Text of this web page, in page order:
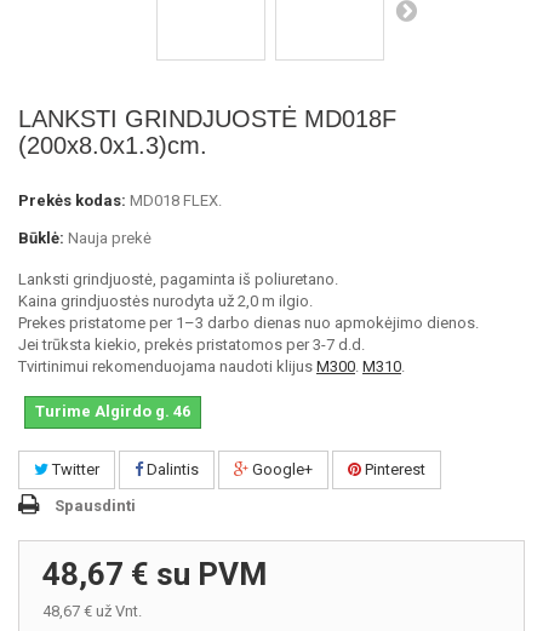
LANKSTI GRINDJUOSTĖ MD018F
(200x8.0x1.3)cm.
Prekės kodas: MD018 FLEX.
Būklė: Nauja prekė
Lanksti grindjuostė, pagaminta iš poliuretano.
Kaina grindjuostės nurodyta už 2,0 m ilgio.
Prekes pristatome per 1–3 darbo dienas nuo apmokėjimo dienos.
Jei trūksta kiekio, prekės pristatomos per 3-7 d.d.
Tvirtinimui rekomenduojama naudoti klijus M300. M310.
Turime Algirdo g. 46
Twitter Dalintis Google+
Pinterest
Spausdinti
48,67 € su PVM
48,67 € už Vnt.